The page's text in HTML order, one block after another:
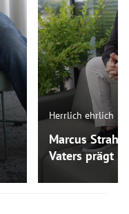
Herrlich ehrlich
Marcus
Vaters prägt